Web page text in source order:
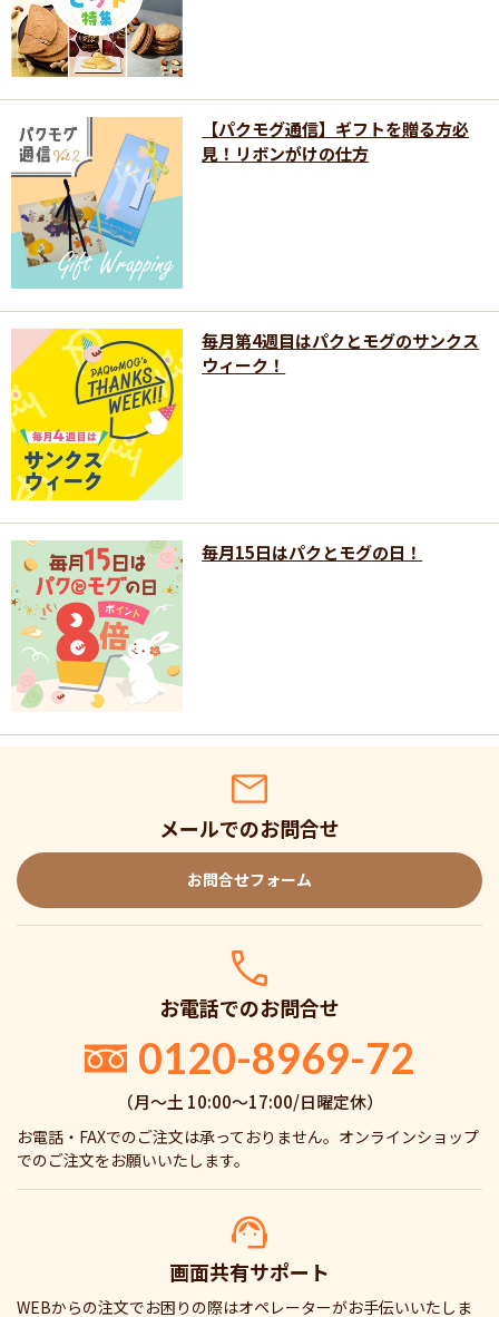
【パクモグ通信】ギフトを贈る方必
見！リボンがけの仕方
毎月第4週目はパクとモグのサンクス
ウィーク！
毎月15日はパクとモグの日！
メールでのお問合せ
お問合せフォーム
お電話でのお問合せ
0120-8969-72
（月〜土 10:00〜17:00/日曜定休）
お電話・FAXでのご注文は承っておりません。オンラインショップ
でのご注文をお願いいたします。
画面共有サポート
WEBからの注文でお困りの際はオペレーターがお手伝いいたしま